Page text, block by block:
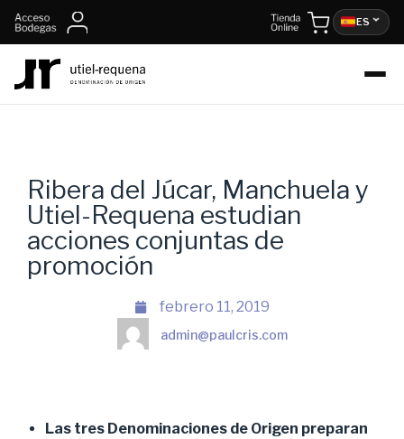
ES
Ribera del Júcar, Manchuela y
Utiel-Requena estudian
acciones conjuntas de
promoción
febrero 11, 2019
admin@paulcris.com
Las tres Denominaciones de Origen preparan